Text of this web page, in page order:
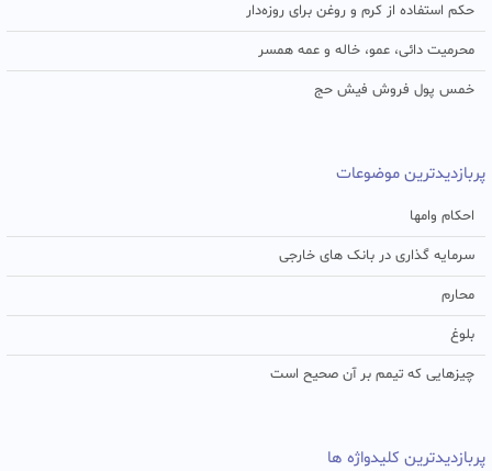
حکم استفاده از کرم و روغن برای روزه‌دار
محرمیت دائی، عمو، خاله و عمه همسر
خمس پول فروش فیش حج
پربازدیدترین موضوعات
احکام وامها
سرمایه گذاری در بانک های خارجی
محارم
بلوغ
چیزهایی که تیمم بر آن صحیح است
پربازدیدترین کلیدواژه ها